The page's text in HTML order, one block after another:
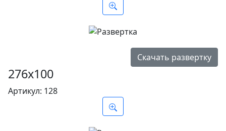
Скачать развертку
276х100
Артикул: 128